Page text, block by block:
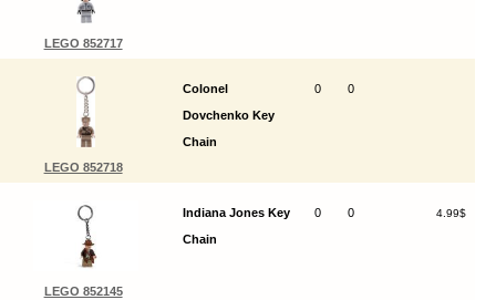
LEGO 852717
LEGO 852718
Colonel
Dovchenko Key
Chain
0 0
LEGO 852145
Indiana Jones Key
Chain
0 0 4.99$